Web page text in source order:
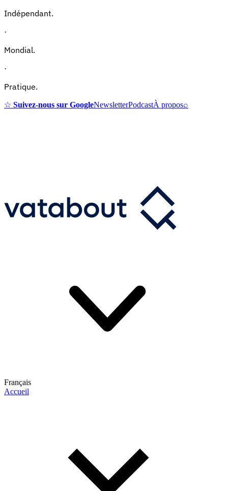
Indépendant.
·
Mondial.
·
Pratique.
☆ Suivez-nous sur GoogleNewsletterPodcastÀ propos⌕
Français
Accueil